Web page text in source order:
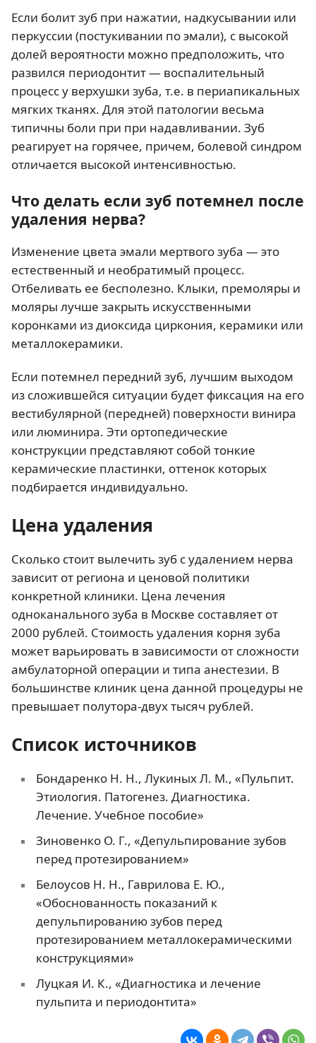
Если болит зуб при нажатии, надкусывании или
перкуссии (постукивании по эмали), с высокой
долей вероятности можно предположить, что
развился периодонтит — воспалительный
процесс у верхушки зуба, т.е. в периапикальных
мягких тканях. Для этой патологии весьма
типичны боли при при надавливании. Зуб
реагирует на горячее, причем, болевой синдром
отличается высокой интенсивностью.
Что делать если зуб потемнел после
удаления нерва?
Изменение цвета эмали мертвого зуба — это
естественный и необратимый процесс.
Отбеливать ее бесполезно. Клыки, премоляры и
моляры лучше закрыть искусственными
коронками из диоксида циркония, керамики или
металлокерамики.
Если потемнел передний зуб, лучшим выходом
из сложившейся ситуации будет фиксация на его
вестибулярной (передней) поверхности винира
или люминира. Эти ортопедические
конструкции представляют собой тонкие
керамические пластинки, оттенок которых
подбирается индивидуально.
Цена удаления
Сколько стоит вылечить зуб с удалением нерва
зависит от региона и ценовой политики
конкретной клиники. Цена лечения
одноканального зуба в Москве составляет от
2000 рублей. Стоимость удаления корня зуба
может варьировать в зависимости от сложности
амбулаторной операции и типа анестезии. В
большинстве клиник цена данной процедуры не
превышает полутора-двух тысяч рублей.
Список источников
Бондаренко Н. Н., Лукиных Л. М., «Пульпит.
Этиология. Патогенез. Диагностика.
Лечение. Учебное пособие»
Зиновенко О. Г., «Депульпирование зубов
перед протезированием»
Белоусов Н. Н., Гаврилова Е. Ю.,
«Обоснованность показаний к
депульпированию зубов перед
протезированием металлокерамическими
конструкциями»
Луцкая И. К., «Диагностика и лечение
пульпита и периодонтита»